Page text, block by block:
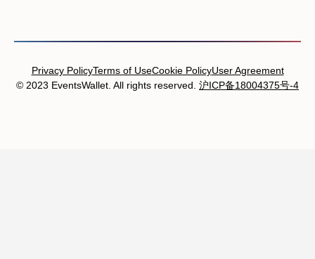
© 2023 EventsWallet. All rights reserved. 沪ICP备18004375号-4
Privacy PolicyTerms of UseCookie PolicyUser Agreement